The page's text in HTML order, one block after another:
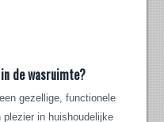
de wasruimte?
gezellige, functionele
in huishoudelijke